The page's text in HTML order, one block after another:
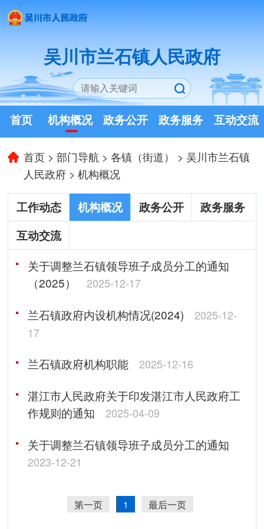
吴川市兰石镇人民政府
首页 机构概况 政务公开 政务服务 互动交流
首页 >部门导航 >各镇（街道） > 吴川市兰石镇
人民政府 >机构概况
工作动态 机构概况 政务公开
政务服务
互动交流
关于调整兰石镇领导班子成员分工的通知
（2025）
2025-12-17
兰石镇政府内设机构情况(2024)
2025-12-
17
兰石镇政府机构职能 2025-12-16
湛江市人民政府关于印发湛江市人民政府工
作规则的通知
2025-04-09
关于调整兰石镇领导班子成员分工的通知
2023-12-21
第一页 1 最后一页